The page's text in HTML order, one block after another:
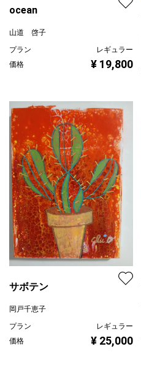
ocean
山道 啓子
プラン
レギュラー
価格
¥ 19,800
サボテン
岡戸千恵子
プラン
レギュラー
価格
¥ 25,000